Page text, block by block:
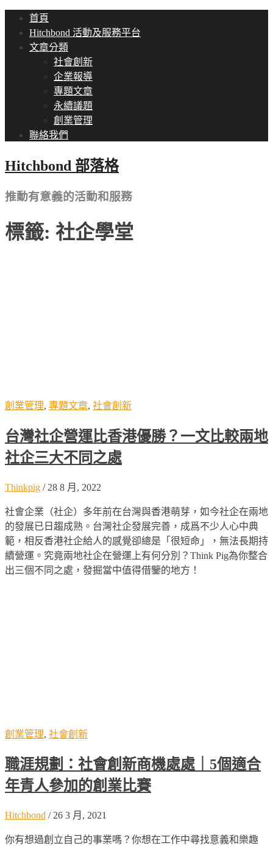
首頁
Hitchbond 活動及服務平台
文章分類
社會創新
企業報導
專題文章
永續議題
創業管理
聯絡我們
Hitchbond 部落格
推動有意義的活動和服務
標籤: 社企學堂
創業管理, 專題文章, 社會創新
台灣社企營運比香港優勝？一文比較兩地
社企三大不同之處
Thinkpig / 28 8 月, 2022
社會企業（社企）多年前在台灣與香港萌芽，如今社企在兩地
的發展已日趨成熟。台灣社企發展完善，成爲不少人心中典
範，相反香港社企給人的感覺卻總是「很短命」，無法長期持
續營運。究竟兩地社企在營運上有何分別？Think Pig為你整合
出三個不同之處，發掘當中值得借鑒的地方！
創業管理, 社會創新
職涯規劃：社會創新商機處處｜5個適合
年青人參加的創業比賽
Hitchbond / 26 3 月, 2021
你有想過創立自己的事業嗎？你想在工作中尋找意義和樂趣